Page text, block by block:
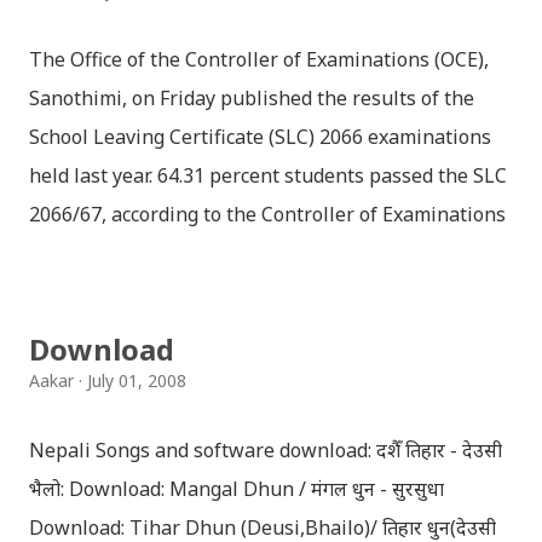
The Office of the Controller of Examinations (OCE),
Sanothimi, on Friday published the results of the
School Leaving Certificate (SLC) 2066 examinations
held last year. 64.31 percent students passed the SLC
2066/67, according to the Controller of Examinations
Congratulations to all, who passed SLC this year. And
can follow THT (symbol no. and birth date required).
Download SLC Result 2066/2067 (2009-2010) :
REGULAR: EXEMPTED: Distinction --------------- First
Download
Aakar July 01, 2008
Nepali Songs and software download: दशैँ तिहार - देउसी
भैलो: Download: Mangal Dhun / मंगल धुन - सुरसुधा
Download: Tihar Dhun (Deusi,Bhailo)/ तिहार धुन(देउसी